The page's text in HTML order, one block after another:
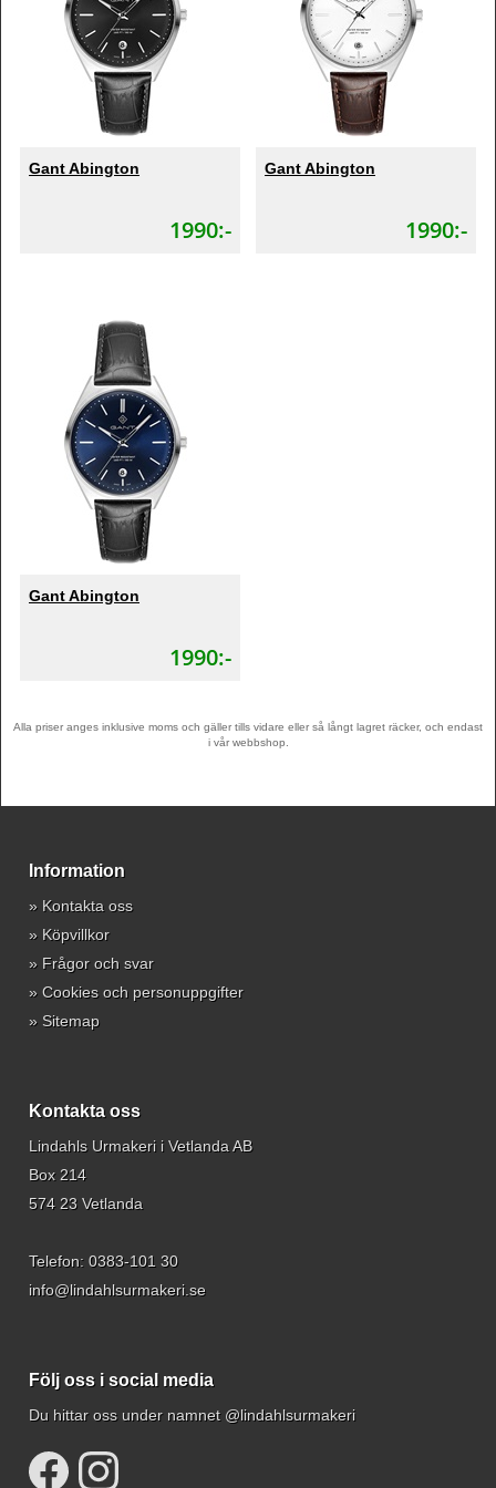
Gant Abington
1990:-
Gant Abington
1990:-
Gant Abington
1990:-
Alla priser anges inklusive moms och gäller tills vidare eller så långt lagret räcker, och endast
i vår webbshop.
Information
» Kontakta oss
» Köpvillkor
» Frågor och svar
» Cookies och personuppgifter
» Sitemap
Kontakta oss
Lindahls Urmakeri i Vetlanda AB
Box 214
574 23 Vetlanda
Telefon: 0383-101 30
info@lindahlsurmakeri.se
Följ oss i social media
Du hittar oss under namnet @lindahlsurmakeri